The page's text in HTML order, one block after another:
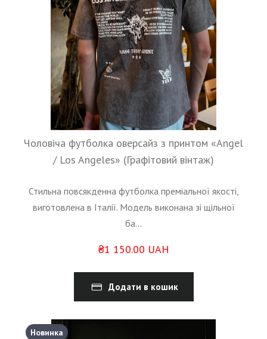
Чоловіча футболка оверсайз з принтом «Angel
/ Los Angeles» (Графітовий вінтаж)
Стильна повсякденна футболка преміальної якості,
виготовлена в Італії. Модель виконана зі щільної
ба...
₴1 150.00 UAH
Додати в кошик
Новинка